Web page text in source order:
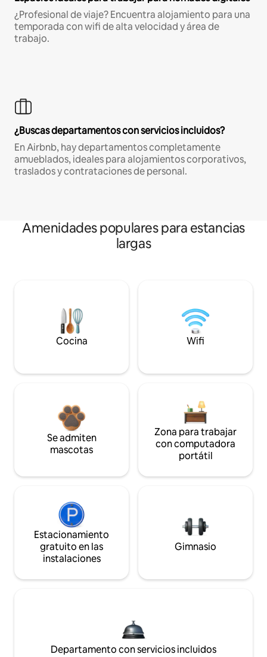
¿Profesional de viaje? Encuentra alojamiento para una
temporada con wifi de alta velocidad y área de
trabajo.
¿Buscas departamentos con servicios incluidos?
En Airbnb, hay departamentos completamente
amueblados, ideales para alojamientos corporativos,
traslados y contrataciones de personal.
Amenidades populares para estancias
largas
Cocina Wifi
Se admiten
mascotas
Zona para trabajar
con computadora
portátil
Estacionamiento
gratuito en las
instalaciones
Gimnasio
Departamento con servicios incluidos